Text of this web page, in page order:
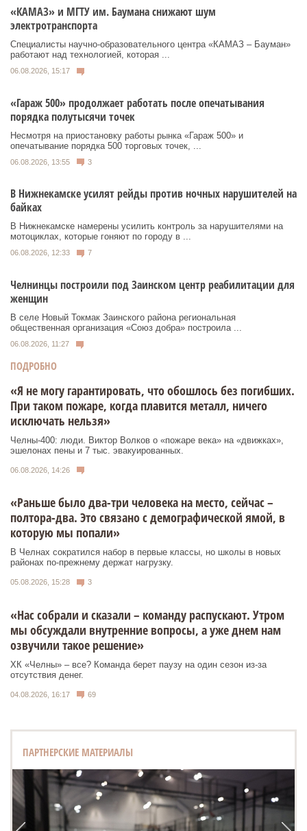
«КАМАЗ» и МГТУ им. Баумана снижают шум
электротранспорта
Специалисты научно-образовательного центра «КАМАЗ – Бауман»
работают над технологией, которая ...
06.08.2026, 15:17
«Гараж 500» продолжает работать после опечатывания
порядка полутысячи точек
Несмотря на приостановку работы рынка «Гараж 500» и
опечатывание порядка 500 торговых точек, ...
06.08.2026, 13:55 3
В Нижнекамске усилят рейды против ночных нарушителей на
байках
В Нижнекамске намерены усилить контроль за нарушителями на
мотоциклах, которые гоняют по городу в ...
06.08.2026, 12:33 7
Челнинцы построили под Заинском центр реабилитации для
женщин
В селе Новый Токмак Заинского района региональная
общественная организация «Союз добра» построила ...
06.08.2026, 11:27
ПОДРОБНО
«Я не могу гарантировать, что обошлось без погибших.
При таком пожаре, когда плавится металл, ничего
исключать нельзя»
Челны-400: люди. Виктор Волков о «пожаре века» на «движках»,
эшелонах пены и 7 тыс. эвакуированных.
06.08.2026, 14:26
«Раньше было два-три человека на место, сейчас –
полтора-два. Это связано с демографической ямой, в
которую мы попали»
В Челнах сократился набор в первые классы, но школы в новых
районах по-прежнему держат нагрузку.
05.08.2026, 15:28 3
«Нас собрали и сказали – команду распускают. Утром
мы обсуждали внутренние вопросы, а уже днем нам
озвучили такое решение»
ХК «Челны» – все? Команда берет паузу на один сезон из-за
отсутствия денег.
04.08.2026, 16:17 69
ПАРТНЕРСКИЕ МАТЕРИАЛЫ